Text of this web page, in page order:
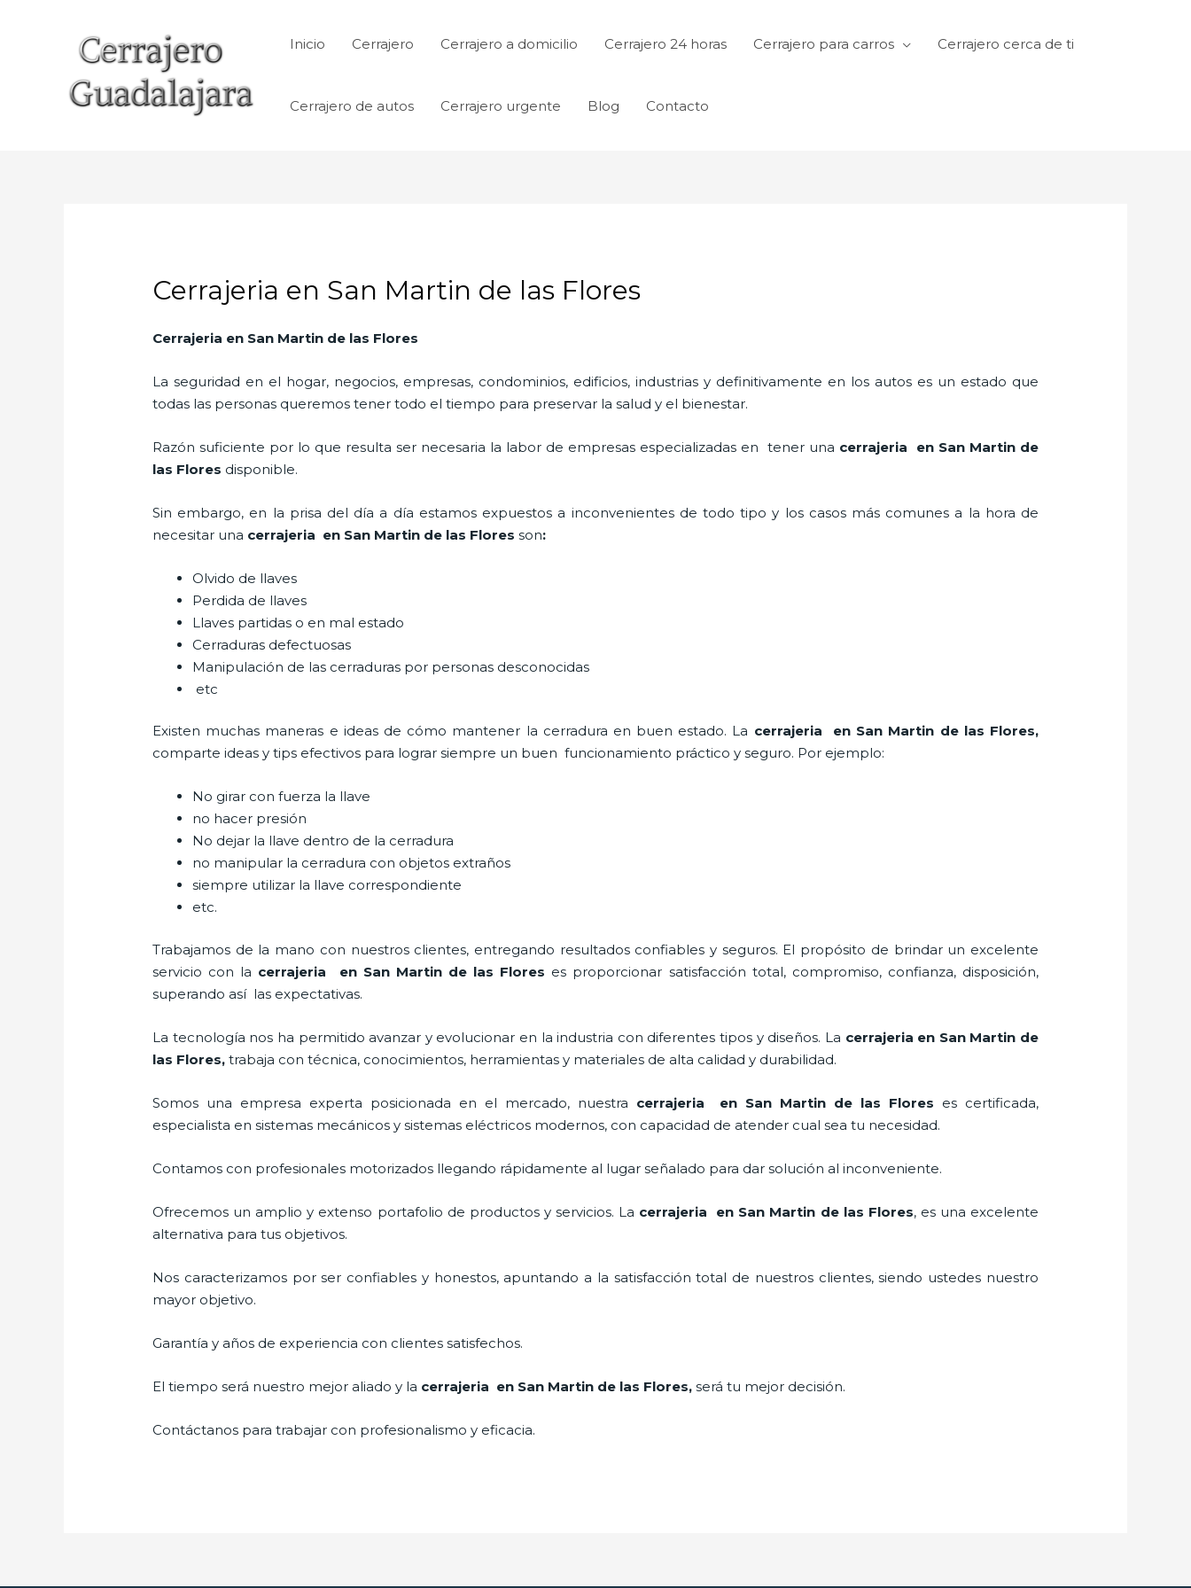
Inicio Cerrajero Cerrajero a domicilio Cerrajero 24 horas Cerrajero para carros Cerrajero cerca de ti
Cerrajero de autos Cerrajero urgente Blog Contacto
Cerrajeria en San Martin de las Flores
Cerrajeria en San Martin de las Flores
La seguridad en el hogar, negocios, empresas, condominios, edificios, industrias y definitivamente en los autos es un estado que
todas las personas queremos tener todo el tiempo para preservar la salud y el bienestar.
Razón suficiente por lo que resulta ser necesaria la labor de empresas especializadas en tener una cerrajeria en San Martin de
las Flores disponible.
Sin embargo, en la prisa del día a día estamos expuestos a inconvenientes de todo tipo y los casos más comunes a la hora de
necesitar una cerrajeria en San Martin de las Flores son:
Olvido de llaves
Perdida de llaves
Llaves partidas o en mal estado
Cerraduras defectuosas
Manipulación de las cerraduras por personas desconocidas
etc
Existen muchas maneras e ideas de cómo mantener la cerradura en buen estado. La cerrajeria en San Martin de las Flores,
comparte ideas y tips efectivos para lograr siempre un buen funcionamiento práctico y seguro. Por ejemplo:
No girar con fuerza la llave
no hacer presión
No dejar la llave dentro de la cerradura
no manipular la cerradura con objetos extraños
siempre utilizar la llave correspondiente
etc.
Trabajamos de la mano con nuestros clientes, entregando resultados confiables y seguros. El propósito de brindar un excelente
servicio con la cerrajeria en San Martin de las Flores es proporcionar satisfacción total, compromiso, confianza, disposición,
superando así las expectativas.
La tecnología nos ha permitido avanzar y evolucionar en la industria con diferentes tipos y diseños. La cerrajeria en San Martin de
las Flores,trabaja con técnica, conocimientos, herramientas y materiales de alta calidad y durabilidad.
Somos una empresa experta posicionada en el mercado, nuestra cerrajeria en San Martin de las Flores es certificada,
especialista en sistemas mecánicos y sistemas eléctricos modernos, con capacidad de atender cual sea tu necesidad.
Contamos con profesionales motorizados llegando rápidamente al lugar señalado para dar solución al inconveniente.
Ofrecemos un amplio y extenso portafolio de productos y servicios. La cerrajeria en San Martin de las Flores, es una excelente
alternativa para tus objetivos.
Nos caracterizamos por ser confiables y honestos, apuntando a la satisfacción total de nuestros clientes, siendo ustedes nuestro
mayor objetivo.
Garantía y años de experiencia con clientes satisfechos.
El tiempo será nuestro mejor aliado y la cerrajeria en San Martin de las Flores,será tu mejor decisión.
Contáctanos para trabajar con profesionalismo y eficacia.